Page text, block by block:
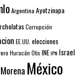
ArgentinaAyotzinapa
Corrupción
EE.UU. elecciones
Huracán Otis INE IPN Israel
Morena México